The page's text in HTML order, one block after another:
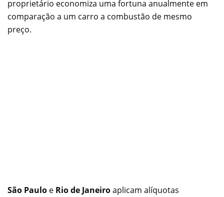
proprietário economiza uma fortuna anualmente em
comparação a um carro a combustão de mesmo
preço.
São Paulo e Rio de Janeiroaplicam alíquotas